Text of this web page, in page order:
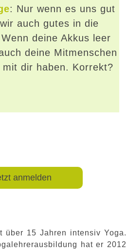
: Nur wenn es uns gut
auch gutes in die
deine Akkus leer
deine Mitmenschen
mit dir haben. Korrekt?
anmelden
über 15 Jahren intensiv Yoga.
hat er 2012